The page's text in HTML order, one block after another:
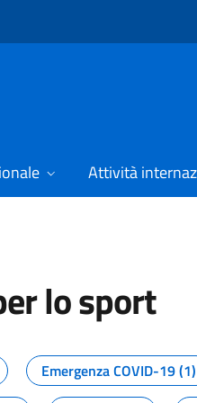
Attività
lo sport
dal
Emergenza COVID-19 (1)